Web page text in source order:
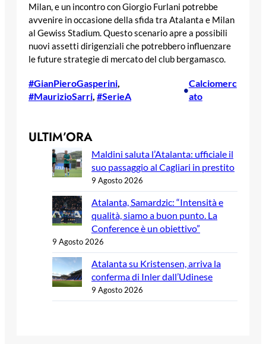
Milan, e un incontro con Giorgio Furlani potrebbe
avvenire in occasione della sfida tra Atalanta e Milan
al Gewiss Stadium. Questo scenario apre a possibili
nuovi assetti dirigenziali che potrebbero influenzare
le future strategie di mercato del club bergamasco.
#GianPieroGasperini
#MaurizioSarri, #SerieA
•
Calciomerc
ato
ULTIM’ORA
Maldini saluta l’Atalanta: ufficiale il
suo passaggio al Cagliari in prestito
9 Agosto 2026
Atalanta, Samardzic: “Intensità e
qualità, siamo a buon punto. La
Conference è un obiettivo”
9 Agosto 2026
Atalanta su Kristensen, arriva la
conferma di Inler dall’Udinese
9 Agosto 2026